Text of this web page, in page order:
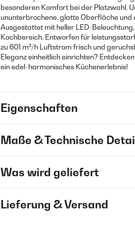
besonderen Komfort bei der Platzwahl.
ununterbrochene, glatte Oberfläche
Ausgestattet mit heller LED-
Kochbereich. Entworfen für
zu 601 m³/h Luftstrom frisch und
Eleganz einheitlich einrichten?
ein edel-harmonisches Küchenerlebnis!
Eigenschaften
Maße & Technische
Was wird geliefert
Lieferung & Versand